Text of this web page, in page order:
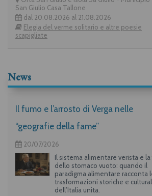
San Giulio Casa Tallone
dal 20.08.2026 al 21.08.2026
Elegia del verme solitario e altre poesie
scapigliate
News
Il fumo e l’arrosto di Verga nelle
“geografie della fame”
20/07/2026
Il sistema alimentare verista e la
dello stomaco vuoto: quando il
paradigma alimentare racconta
trasformazioni storiche e
dell’Italia unita.